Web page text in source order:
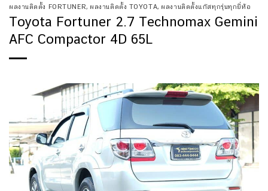
ผลงานติดตั้ง FORTUNER, ผลงานติดตั้ง TOYOTA, ผลงานติดตั้งแก๊สทุกรุ่นทุกยี่ห้อ
Toyota Fortuner 2.7 Technomax Gemini
AFC Compactor 4D 65L